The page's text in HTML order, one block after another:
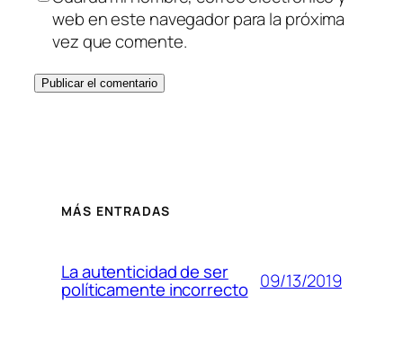
web en este navegador para la próxima
vez que comente.
MÁS ENTRADAS
La autenticidad de ser
políticamente incorrecto 09/13/2019